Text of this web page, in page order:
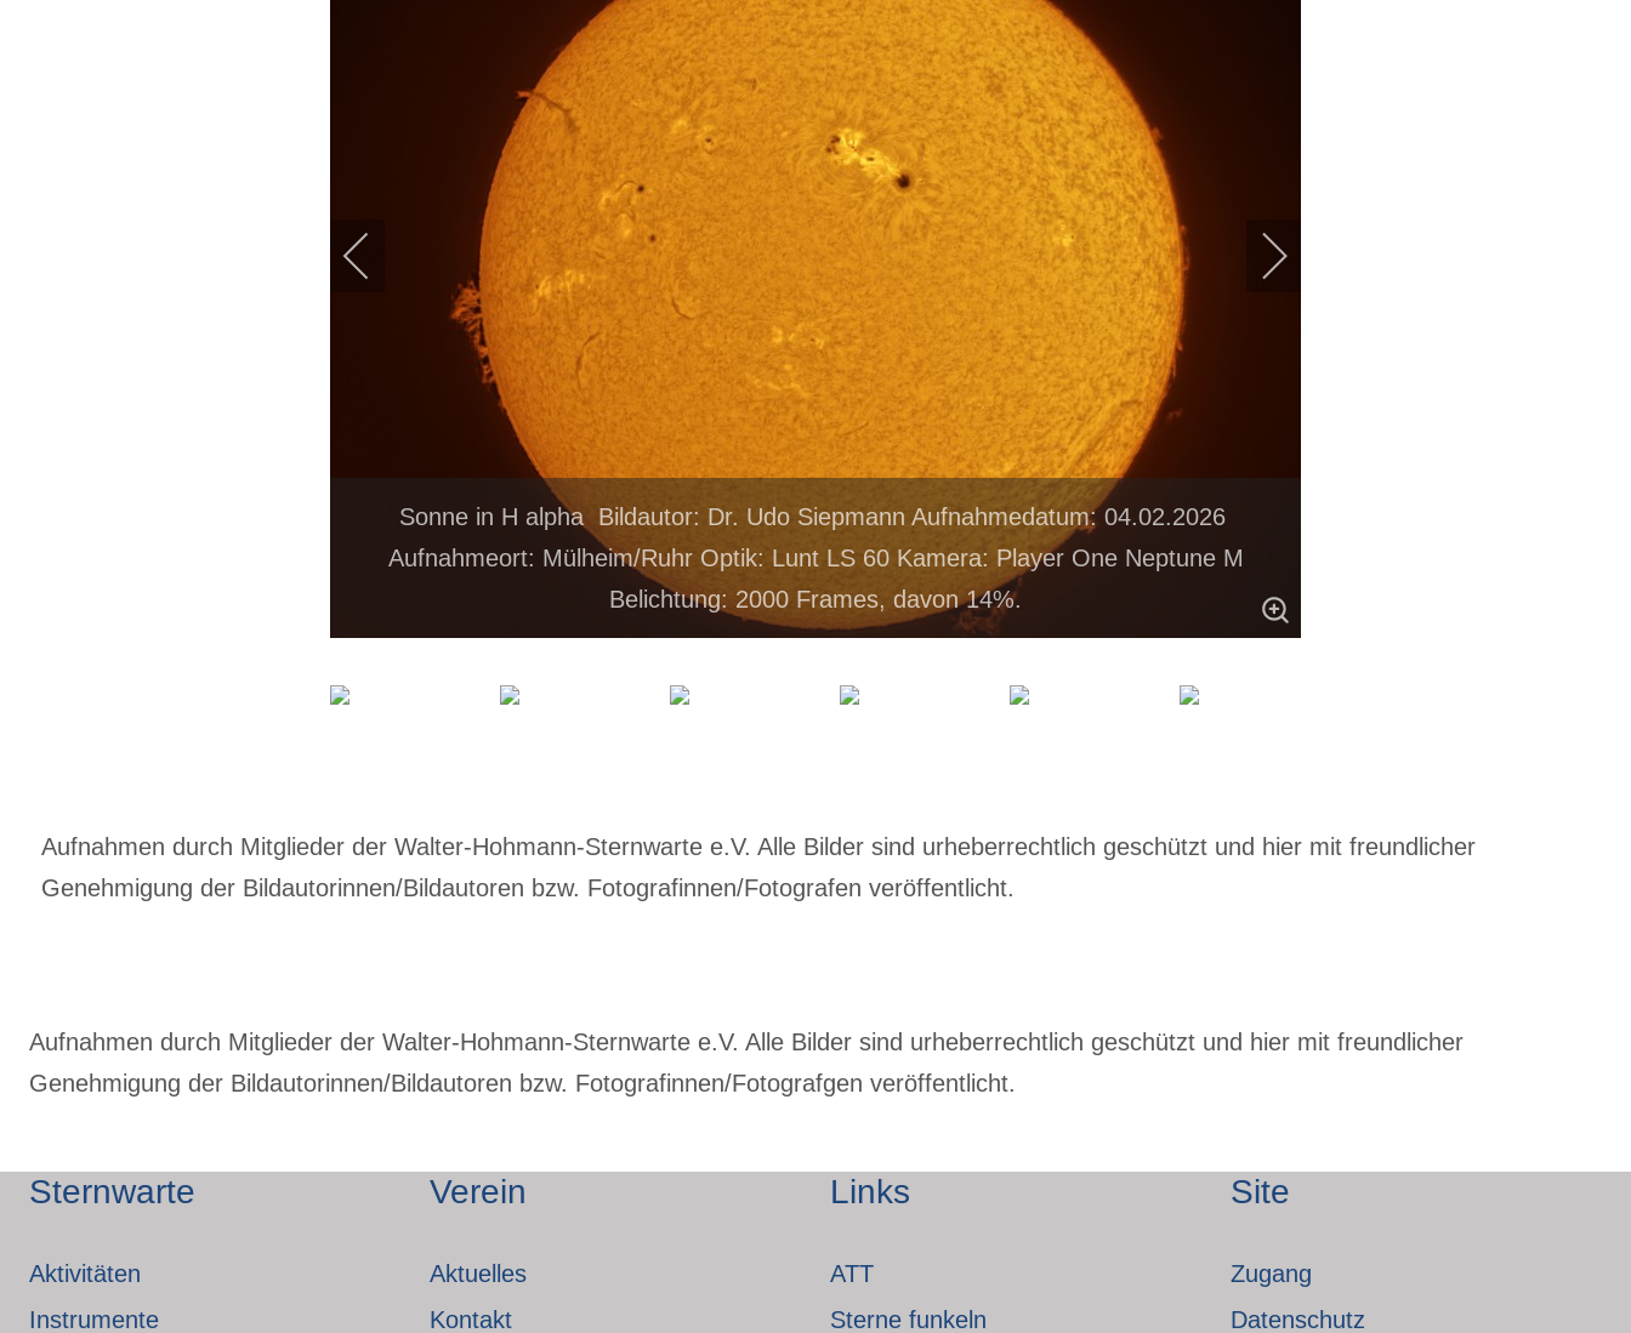
Sonne in H alpha Bildautor: Dr. Udo Siepmann Aufnahmedatum: 04.02.2026
Aufnahmeort: Mülheim/Ruhr Optik: Lunt LS 60 Kamera: Player One Neptune M
Belichtung: 2000 Frames, davon 14%.
Aufnahmen durch Mitglieder der Walter-Hohmann-Sternwarte e.V. Alle Bilder sind urheberrechtlich geschützt und hier mit freundlicher
Genehmigung der Bildautorinnen/Bildautoren bzw. Fotografinnen/Fotografen veröffentlicht.
Aufnahmen durch Mitglieder der Walter-Hohmann-Sternwarte e.V. Alle Bilder sind urheberrechtlich geschützt und hier mit freundlicher
Genehmigung der Bildautorinnen/Bildautoren bzw. Fotografinnen/Fotografgen veröffentlicht.
Sternwarte
Aktivitäten
Instrumente
Verein
Aktuelles
Kontakt
Links
ATT
Sterne funkeln
Site
Zugang
Datenschutz